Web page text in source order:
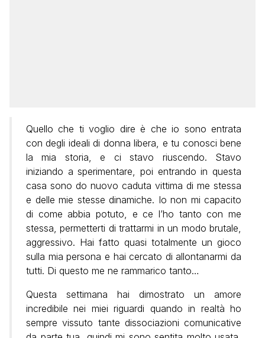
Quello che ti voglio dire è che io sono entrata
con degli ideali di donna libera, e tu conosci bene
la mia storia, e ci stavo riuscendo. Stavo
iniziando a sperimentare, poi entrando in questa
casa sono do nuovo caduta vittima di me stessa
e delle mie stesse dinamiche. Io non mi capacito
di come abbia potuto, e ce l’ho tanto con me
stessa, permetterti di trattarmi in un modo brutale,
aggressivo. Hai fatto quasi totalmente un gioco
sulla mia persona e hai cercato di allontanarmi da
tutti. Di questo me ne rammarico tanto…
Questa settimana hai dimostrato un amore
incredibile nei miei riguardi quando in realtà ho
sempre vissuto tante dissociazioni comunicative